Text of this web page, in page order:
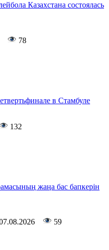
Казахстана состоялась
78
в Стамбуле
132
жаңа бас бапкерін
59